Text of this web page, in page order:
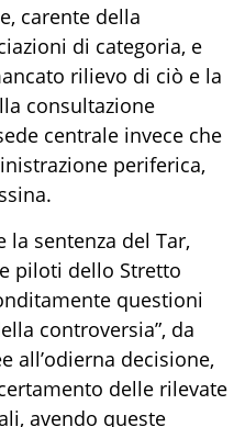
carente della
di categoria, e
rilievo di ciò e la
consultazione
centrale invece che
periferica,
la sentenza del Tar,
piloti dello Stretto
questioni
controversia”, da
all’odierna decisione,
delle rilevate
avendo queste